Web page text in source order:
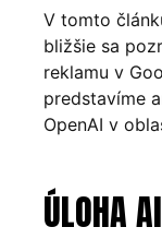
V tomto
bližšie sa
reklamu v
predstavíme
OpenAI v
ÚLOHA